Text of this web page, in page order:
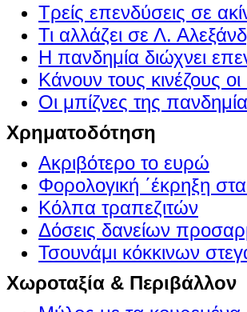
Τρείς επενδύσεις σε
Τι αλλάζει σε Λ.
Η πανδημία διώχνει
Κάνουν τους κινέζους οι
Οι μπίζνες της
Χρηματοδότηση
Ακριβότερο το ευρώ
Φορολογική ΄έκρηξη
Κόλπα τραπεζιτών
Δόσεις δανείων
Τσουνάμι κόκκινων
Χωροταξία & Περιβάλλον